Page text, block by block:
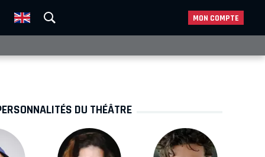
MON COMPTE
DU THÉÂTRE